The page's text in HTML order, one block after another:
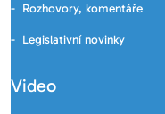
Rozhovory, komentáře
Legislativní novinky
Video